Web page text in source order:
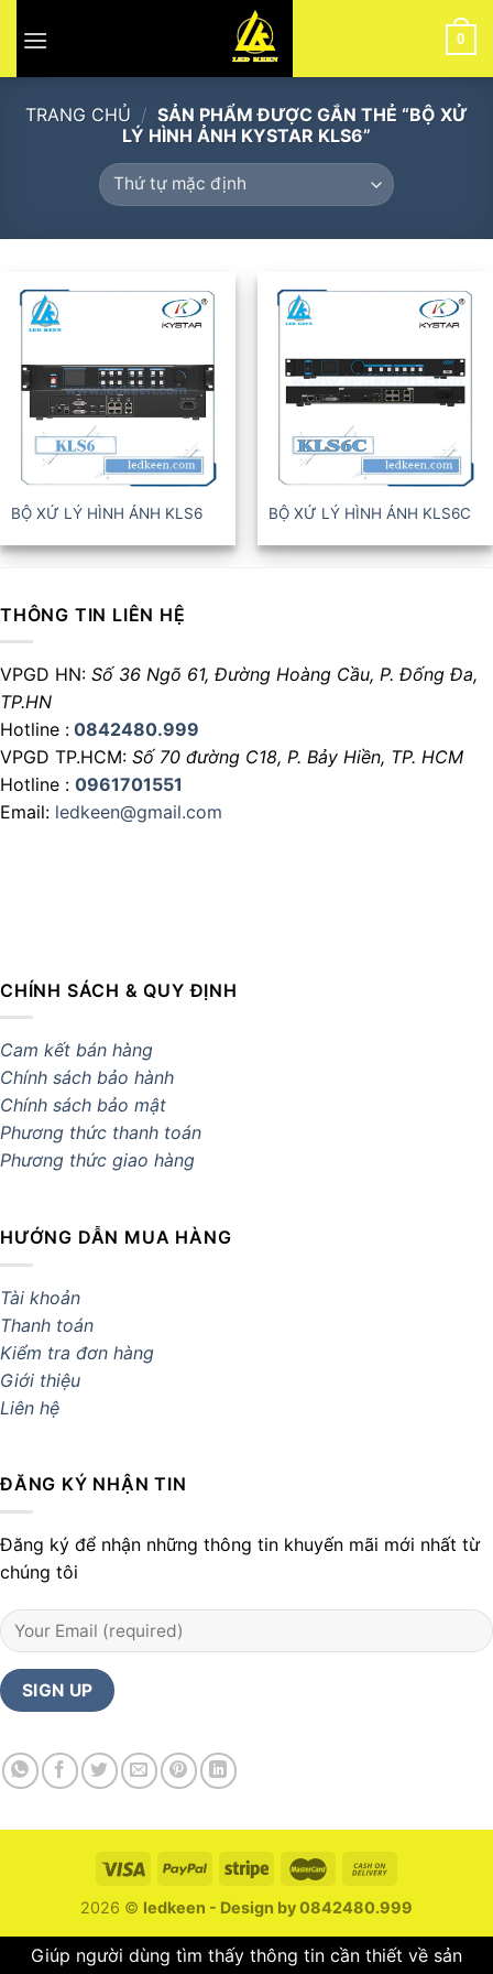
0
TRANG CHỦ / SẢN PHẨM ĐƯỢC GẮN THẺ “BỘ XỬ
LÝ HÌNH ẢNH KYSTAR KLS6”
BỘ XỬ LÝ HÌNH ẢNH KLS6 BỘ XỬ LÝ HÌNH ẢNH KLS6C
THÔNG TIN LIÊN HỆ
VPGD HN: Số 36 Ngõ 61, Đường Hoàng Cầu, P. Đống Đa,
TP.HN
Hotline : 0842480.999
VPGD TP.HCM: Số 70 đường C18, P. Bảy Hiền, TP. HCM
Hotline : 0961701551
Email: ledkeen@gmail.com
CHÍNH SÁCH & QUY ĐỊNH
Cam kết bán hàng
Chính sách bảo hành
Chính sách bảo mật
Phương thức thanh toán
Phương thức giao hàng
HƯỚNG DẪN MUA HÀNG
Tài khoản
Thanh toán
Kiểm tra đơn hàng
Giới thiệu
Liên hệ
ĐĂNG KÝ NHẬN TIN
Đăng ký để nhận những thông tin khuyến mãi mới nhất từ
chúng tôi
2026 © ledkeen - Design by 0842480.999
Giúp người dùng tìm thấy thông tin cần thiết về sản